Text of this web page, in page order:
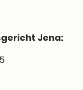
Jena: